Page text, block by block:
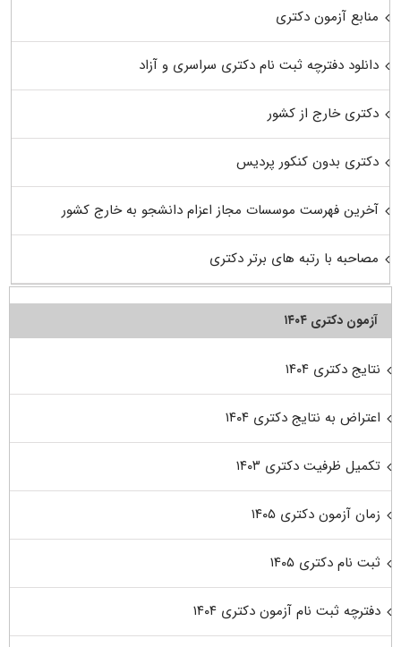
منابع آزمون دکتری
دانلود دفترچه ثبت نام دکتری سراسری و آزاد
دکتری خارج از کشور
دکتری بدون کنکور پردیس
آخرین فهرست موسسات مجاز اعزام دانشجو به خارج کشور
مصاحبه با رتبه های برتر دکتری
آزمون دکتری ۱۴۰۴
نتایج دکتری ۱۴۰۴
اعتراض به نتایج دکتری ۱۴۰۴
تکمیل ظرفیت دکتری ۱۴۰۳
زمان آزمون دکتری ۱۴۰۵
ثبت نام دکتری ۱۴۰۵
دفترچه ثبت نام آزمون دکتری ۱۴۰۴